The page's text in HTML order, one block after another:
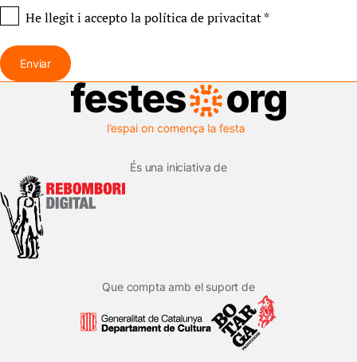
He llegit i acceptola política de privacitat*
Enviar
És una iniciativa de
Que compta amb el suport de